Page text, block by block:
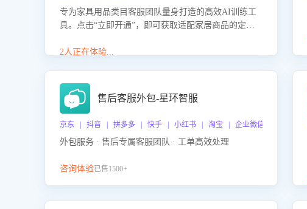
专为家具用品类目客服团队量身打造的高效AI训练工
具。点击“立即开通”，即可获取适配家居商品的定制
客服在家具用品功能、尺寸参数咨询等高频场景下的
2人正在体验...
售后客服外包-星环智服
京东 | 抖音 | 拼多多 | 快手 | 小红书 | 淘宝 | 企业微信
外包服务 · 售后专属客服团队 · 工单高效处理
咨询体验已售1500+